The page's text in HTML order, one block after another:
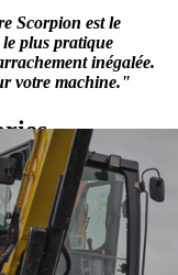
Scorpion est le
plus pratique
inégalée.
votre machine."